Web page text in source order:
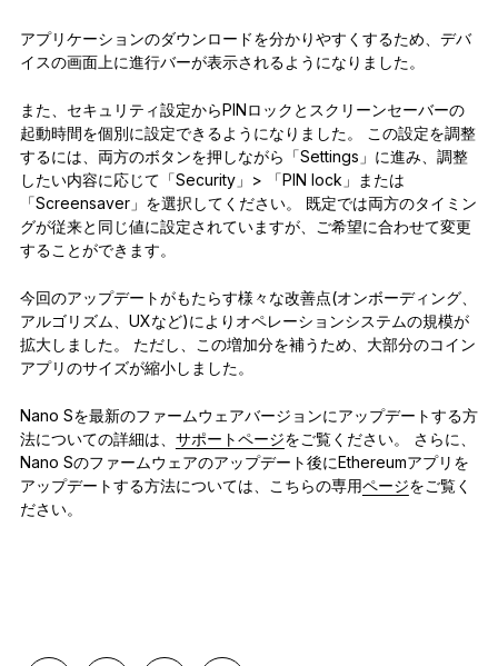
アプリケーションのダウンロードを分かりやすくするため、デバ
イスの画面上に進行バーが表示されるようになりました。
また、セキュリティ設定からPINロックとスクリーンセーバーの
起動時間を個別に設定できるようになりました。 この設定を調整
するには、両方のボタンを押しながら「Settings」に進み、調整
したい内容に応じて「Security」> 「PIN lock」または
「Screensaver」を選択してください。 既定では両方のタイミン
グが従来と同じ値に設定されていますが、ご希望に合わせて変更
することができます。
今回のアップデートがもたらす様々な改善点(オンボーディング、
アルゴリズム、UXなど)によりオペレーションシステムの規模が
拡大しました。 ただし、この増加分を補うため、大部分のコイン
アプリのサイズが縮小しました。
Nano Sを最新のファームウェアバージョンにアップデートする方
法についての詳細は、 サポートページをご覧ください。 さらに、
Nano Sのファームウェアのアップデート後にEthereumアプリを
アップデートする方法については、こちらの専用ページをご覧く
ださい。